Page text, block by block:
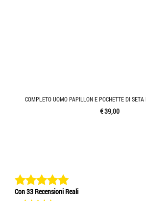
COMPLETO UOMO PAPILLON E POCHETTE DI
€ 39,00
Con 33 Recensioni Reali